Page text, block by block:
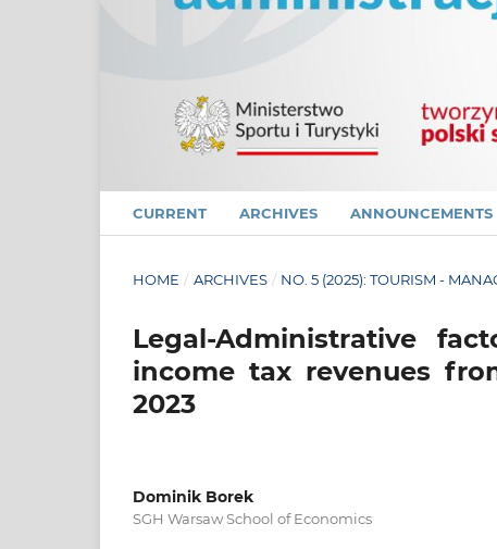
CURRENT ARCHIVES ANNOUNCEMENTS
HOME / ARCHIVES / NO. 5 (2025): TOURISM -
Legal-Administrative
income tax revenues
2023
Dominik Borek
SGH Warsaw School of Economics